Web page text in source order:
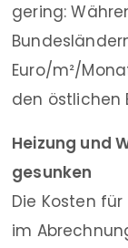
gering:
Euro/m²/
den östlichen
Heizung und
gesunken
Die Kosten
im